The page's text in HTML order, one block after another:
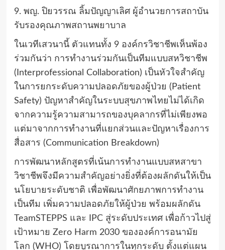
9. พญ. ปิยวรรณ ลิ้มปัญญาเลิศ ผู้อำนวยการสถาบัน
รับรองคุณภาพสถานพยาบาล
ในเวทีเสวนานี้ ตัวแทนทั้ง 9 องค์กรวิชาชีพเห็นพ้อง
ร่วมกันว่า การทำงานร่วมกันเป็นทีมแบบสหวิชาชีพ
(Interprofessional Collaboration) เป็นหัวใจสำคัญ
ในการยกระดับความปลอดภัยของผู้ป่วย (Patient
Safety) ปัญหาสำคัญในระบบสุขภาพไทยไม่ได้เกิด
จากความรู้ความสามารถของบุคลากรที่ไม่เพียงพอ
แต่มาจากการทำงานที่แยกส่วนและปัญหาเรื่องการ
สื่อสาร (Communication Breakdown)
การพัฒนาหลักสูตรที่เน้นการทำงานแบบสหสาขา
วิชาชีพจึงมีความสำคัญอย่างยิ่งที่ต้องผลักดันให้เป็น
นโยบายระดับชาติ เพื่อพัฒนาศักยภาพการทำงาน
เป็นทีม เพิ่มความปลอดภัยให้ผู้ป่วย พร้อมผลักดัน
TeamSTEPPS และ IPC สู่ระดับประเทศ เพื่อก้าวไปสู่
เป้าหมาย Zero Harm 2030 ขององค์การอนามัย
โลก (WHO) โดยบูรณาการในทุกระดับ ตั้งแต่แผน